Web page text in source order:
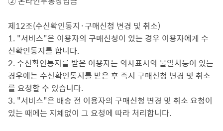
제12조(수신확인통지·구매신청 변경 및 취소)
1. "서비스"은 이용자의 구매신청이 있는 경우 이용자에게 수
신확인통지를 합니다.
2. 수신확인통지를 받은 이용자는 의사표시의 불일치등이 있는
경우에는 수신확인통지를 받은 후 즉시 구매신청 변경 및 취소
를 요청할 수 있습니다.
3. "서비스"은 배송 전 이용자의 구매신청 변경 및 취소 요청이
있는 때에는 지체없이 그 요청에 따라 처리합니다.